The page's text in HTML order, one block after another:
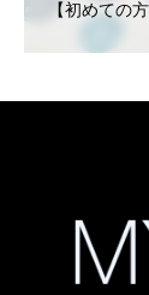
【初めての